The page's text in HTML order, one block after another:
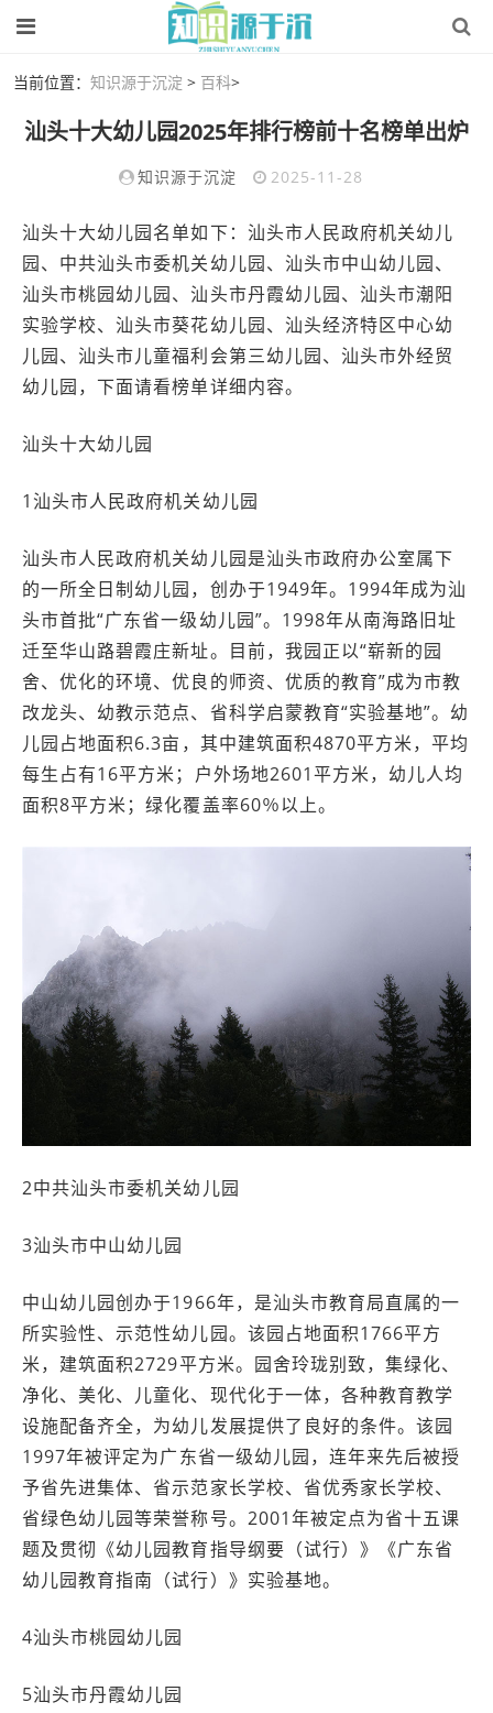
当前位置： 知识源于沉淀 > 百科>
汕头十大幼儿园2025年排行榜前十名榜单出炉
知识源于沉淀 2025-11-28
汕头十大幼儿园名单如下：汕头市人民政府机关幼儿
园、中共汕头市委机关幼儿园、汕头市中山幼儿园、
汕头市桃园幼儿园、汕头市丹霞幼儿园、汕头市潮阳
实验学校、汕头市葵花幼儿园、汕头经济特区中心幼
儿园、汕头市儿童福利会第三幼儿园、汕头市外经贸
幼儿园，下面请看榜单详细内容。
汕头十大幼儿园
1汕头市人民政府机关幼儿园
汕头市人民政府机关幼儿园是汕头市政府办公室属下
的一所全日制幼儿园，创办于1949年。1994年成为汕
头市首批“广东省一级幼儿园”。1998年从南海路旧址
迁至华山路碧霞庄新址。目前，我园正以“崭新的园
舍、优化的环境、优良的师资、优质的教育”成为市教
改龙头、幼教示范点、省科学启蒙教育“实验基地”。幼
儿园占地面积6.3亩，其中建筑面积4870平方米，平均
每生占有16平方米；户外场地2601平方米，幼儿人均
面积8平方米；绿化覆盖率60％以上。
2中共汕头市委机关幼儿园
3汕头市中山幼儿园
中山幼儿园创办于1966年，是汕头市教育局直属的一
所实验性、示范性幼儿园。该园占地面积1766平方
米，建筑面积2729平方米。园舍玲珑别致，集绿化、
净化、美化、儿童化、现代化于一体，各种教育教学
设施配备齐全，为幼儿发展提供了良好的条件。该园
1997年被评定为广东省一级幼儿园，连年来先后被授
予省先进集体、省示范家长学校、省优秀家长学校、
省绿色幼儿园等荣誉称号。2001年被定点为省十五课
题及贯彻《幼儿园教育指导纲要（试行）》《广东省
幼儿园教育指南（试行）》实验基地。
4汕头市桃园幼儿园
5汕头市丹霞幼儿园